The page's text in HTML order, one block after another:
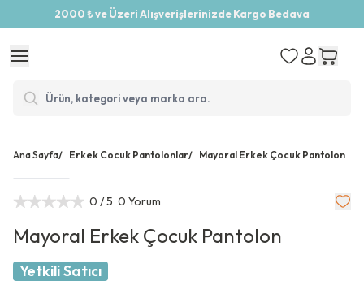
2000 ₺ ve Üzeri Alışverişlerinizde Kargo Bedava
Ana Sayfa/ Erkek Cocuk Pantolonlar/ Mayoral Erkek Çocuk Pantolon
0 / 5 0 Yorum
Mayoral Erkek Çocuk Pantolon
Yetkili Satıcı